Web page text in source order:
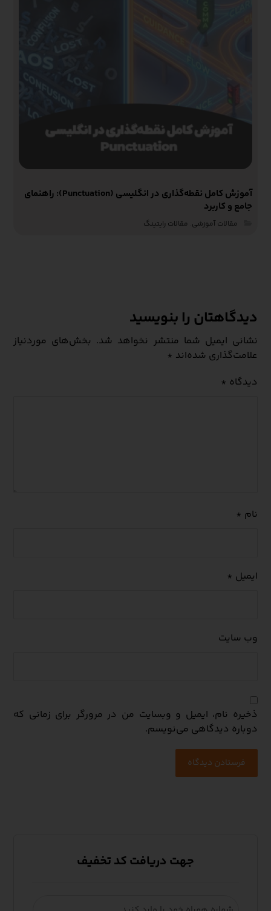
آموزش کامل نقطه‌گذاری در انگلیسی (Punctuation): راهنمای
جامع و کاربرد
مقالات آموزشی‌ مقالات رایتینگ
دیدگاهتان را بنویسید
نشانی ایمیل شما منتشر نخواهد شد. بخش‌های موردنیاز
علامت‌گذاری شده‌اند *
دیدگاه *
نام *
ایمیل *
وب‌ سایت
ذخیره نام، ایمیل و وبسایت من در مرورگر برای زمانی که
دوباره دیدگاهی می‌نویسم.
فرستادن دیدگاه
جهت دریافت کد تخفیف